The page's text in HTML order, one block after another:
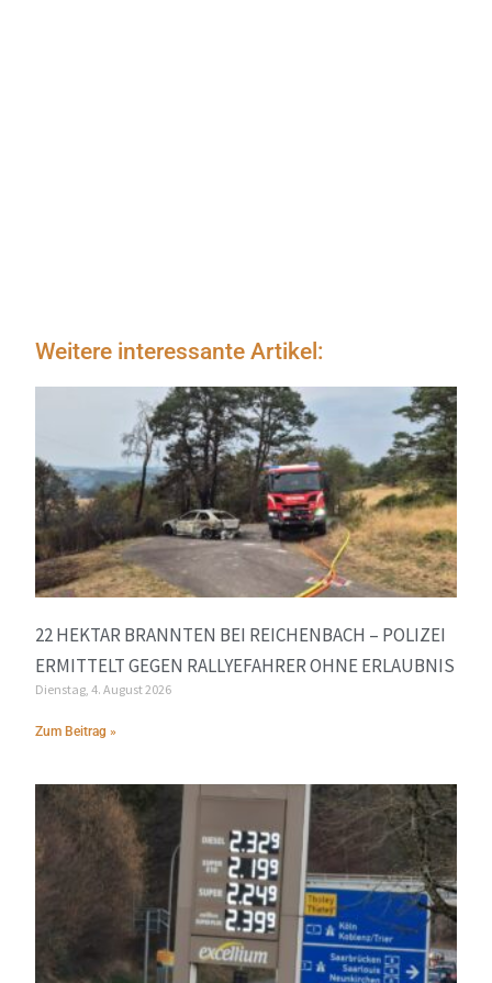
Weitere interessante Artikel:
22 HEKTAR BRANNTEN BEI REICHENBACH – POLIZEI
ERMITTELT GEGEN RALLYEFAHRER OHNE ERLAUBNIS
Dienstag, 4. August 2026
Zum Beitrag »